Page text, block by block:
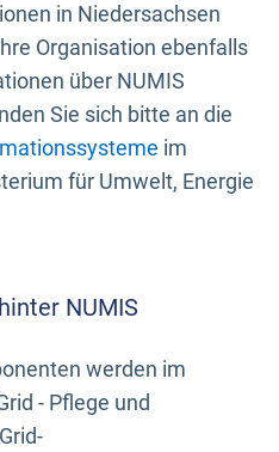
in Niedersachsen
Organisation ebenfalls
über NUMIS
Sie sich bitte an die
im
für Umwelt, Energie
NUMIS
werden im
- Pflege und